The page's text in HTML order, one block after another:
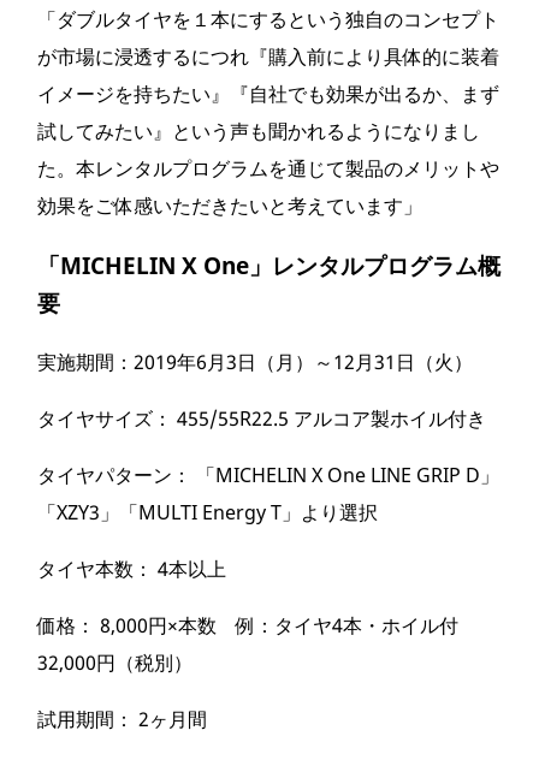
「ダブルタイヤを１本にするという独自のコンセプト
が市場に浸透するにつれ『購入前により具体的に装着
イメージを持ちたい』『自社でも効果が出るか、まず
試してみたい』という声も聞かれるようになりまし
た。本レンタルプログラムを通じて製品のメリットや
効果をご体感いただきたいと考えています」
「MICHELIN X One」レンタルプログラム概
要
実施期間：2019年6月3日（月）～12月31日（火）
タイヤサイズ： 455/55R22.5 アルコア製ホイル付き
タイヤパターン： 「MICHELIN X One LINE GRIP D」
「XZY3」「MULTI Energy T」より選択
タイヤ本数： 4本以上
価格： 8,000円×本数 例：タイヤ4本・ホイル付
32,000円（税別）
試用期間： 2ヶ月間